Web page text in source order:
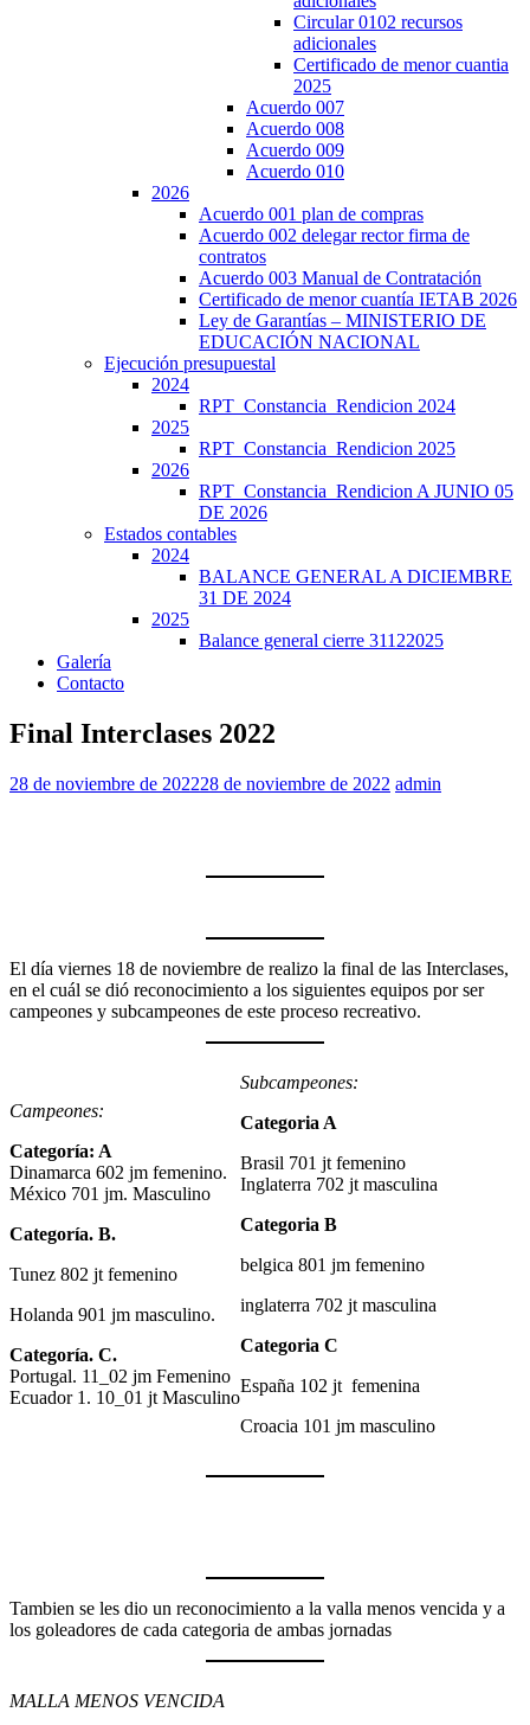
Circular 0102 recursos
adicionales
Certificado de menor cuantia
2025
Acuerdo 007
Acuerdo 008
Acuerdo 009
Acuerdo 010
2026
Acuerdo 001 plan de compras
Acuerdo 002 delegar rector firma de
contratos
Acuerdo 003 Manual de Contratación
Certificado de menor cuantía IETAB 2026
Ley de Garantías – MINISTERIO DE
EDUCACIÓN NACIONAL
Ejecución presupuestal
2024
RPT_Constancia_Rendicion 2024
2025
RPT_Constancia_Rendicion 2025
2026
RPT_Constancia_Rendicion A JUNIO 05
DE 2026
Estados contables
2024
BALANCE GENERAL A DICIEMBRE
31 DE 2024
2025
Balance general cierre 31122025
Galería
Contacto
Final Interclases 2022
28 de noviembre de 202228 de noviembre de 2022 admin
El día viernes 18 de noviembre de realizo la final de las Interclases,
en el cuál se dió reconocimiento a los siguientes equipos por ser
campeones y subcampeones de este proceso recreativo.
Campeones:
Categoría: A
Dinamarca 602 jm femenino.
México 701 jm. Masculino
Categoría. B.
Tunez 802 jt femenino
Holanda 901 jm masculino.
Categoría. C.
Portugal. 11_02 jm Femenino
Ecuador 1. 10_01 jt Masculino
Subcampeones:
Categoria A
Brasil 701 jt femenino
Inglaterra 702 jt masculina
Categoria B
belgica 801 jm femenino
inglaterra 702 jt masculina
Categoria C
España 102 jt femenina
Croacia 101 jm masculino
Tambien se les dio un reconocimiento a la valla menos vencida y a
los goleadores de cada categoria de ambas jornadas
MALLA MENOS VENCIDA